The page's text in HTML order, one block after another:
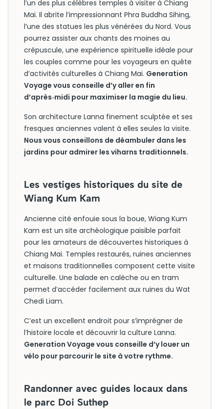
l’un des plus célèbres temples à visiter à Chiang
Mai. Il abrite l’impressionnant Phra Buddha Sihing,
l’une des statues les plus vénérées du Nord. Vous
pourrez assister aux chants des moines au
crépuscule, une expérience spirituelle idéale pour
les couples comme pour les voyageurs en quête
d’activités culturelles à Chiang Mai. Generation
Voyage vous conseille d’y aller en fin
d’après‑midi pour maximiser la magie du lieu.
Son architecture Lanna finement sculptée et ses
fresques anciennes valent à elles seules la visite.
Nous vous conseillons de déambuler dans les
jardins pour admirer les viharns traditionnels.
Les vestiges historiques du site de
Wiang Kum Kam
Ancienne cité enfouie sous la boue, Wiang Kum
Kam est un site archéologique paisible parfait
pour les amateurs de découvertes historiques à
Chiang Mai. Temples restaurés, ruines anciennes
et maisons traditionnelles composent cette visite
culturelle. Une balade en calèche ou en tram
permet d’accéder facilement aux ruines du Wat
Chedi Liam.
C’est un excellent endroit pour s’imprégner de
l’histoire locale et découvrir la culture Lanna.
Generation Voyage vous conseille d’y louer un
vélo pour parcourir le site à votre rythme.
Randonner avec guides locaux dans
le parc Doi Suthep